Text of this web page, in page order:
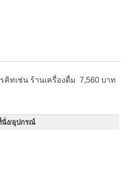
คิทเช่น ร้านเครื่องดื่ม 7,560 บาท
นั่ง/อุปกรณ์